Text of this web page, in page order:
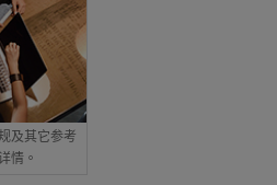
及其它参考
情。